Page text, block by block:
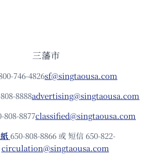
三藩市
746-4826sf@singtaousa.com
8888advertising@singtaousa.com
808-8877classified@singtaousa.com
650-808-8866 或 短信 650-822-
circulation@singtaousa.com